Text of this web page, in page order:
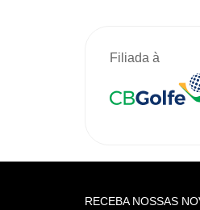
Filiada à
RECEBA NOSSAS